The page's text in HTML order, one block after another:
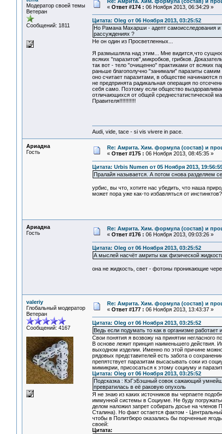
Модератор своей темы
Ветеран
Сообщений: 1811
« Ответ #174 : 06 Ноября 2013, 06:34:29 »
Цитата: Oleg от 06 Ноября 2013, 03:25:52
Но Рамана Махарши - адепт самоисследования и
рассуждениях ?
Не он один из Просветленных...
Я размышляла над этим... Мне видится,что
всяких "паразитов",микробков, грибков.
так вот - тело "очищенно" практиками от всяких
раньше благополучно "занимали" паразиты самим
оно считает паразитами, в обществе начинаются
не предпринята радикальная операция по
себя само. Поэтому если общество
отличающихся от общей среднестатистической
Правителя!!!!!!!!!!!
Audi, vide, tace - si vis vivere in pace.
Ариадна
Гость
Re: Амрита. Хим. формула (состав) и
« Ответ #175 : 06 Ноября 2013, 08:45:35 »
Цитата: Urbis Numen от 05 Ноября 2013,
Пралайя называется. А потом снова разделяем
урбис, вы что, хотите нас убедить, что наша
может пора уже как-то избавляться от инстинктов?
Ариадна
Гость
Re: Амрита. Хим. формула (состав) и
« Ответ #176 : 06 Ноября 2013, 09:03:26 »
Цитата: Oleg от 06 Ноября 2013, 03:25:52
А мыслей насчёт амриты как физической
она не жидкость, свет - фотоны проникающие
valeriy
Глобальный модератор
Ветеран
Сообщений: 4167
Re: Амрита. Хим. формула (состав) и
« Ответ #177 : 06 Ноября 2013, 13:43:37 »
Цитата: Oleg от 06 Ноября 2013, 03:25:52
Ведь если подумать то как в организме
Свои понятия я возвожу на принятии негласного
В основе лежит принцип наименьшего действия.
выходном изделии. Именно по этой причине
рядовых представителей есть забота о
препятствует паразитам высасывать соки из
мимикрии, присосаться к этому социуму и
Цитата: Oleg от 06 Ноября 2013, 03:25:52
Подсказка : КэГэБэшный совок сажающий
превратилась в её раковую опухоль
Я не знаю из каких источников вы черпаете
иммунной системы в Социуме. Не буду
делом наложил запрет собирать досье на членов
Сталина). Но факт остается фактом -
чтобы в Политбюро оказались бы порченные
своей:
Цитата: